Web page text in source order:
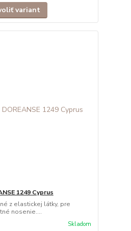
variant
1249 Cyprus
z elastickej látky, pre
nosenie....
Skladom